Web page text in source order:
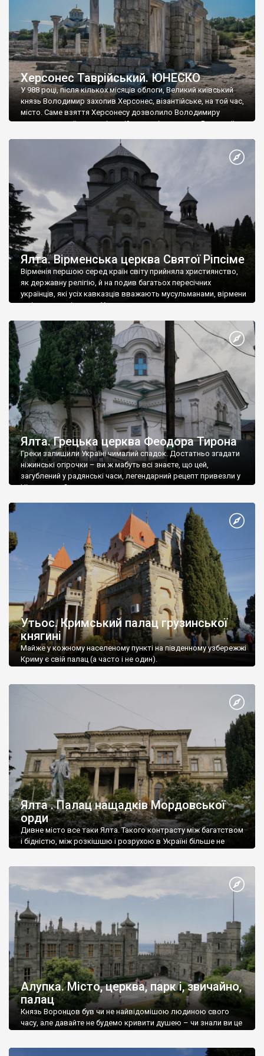
Херсонес Таврійський. ЮНЕСКО
У 988 році, після кількох місяців облоги, Великий київський
князь Володимир захопив Херсонес, візантійське, на той час,
місто. Саме взяття Херсонесу дозволило Володимиру
диктувати свої умови візантійському імператору Василю ІІ, та
Херсонесі Володимир-язичник, став Василем-християнином.
А потім було Хрещення Русі. На честь Херсонесу Таврійського
Ялта. Вірменська церква Святої Ріпсіме
Вірменія першою серед країн світу прийняла християнство,
як державну релігію, й на подив багатьох пересічних
українців, які усіх кавказців вважають мусульманами, вірмени
є відданими вірянами Христа
Ялта. Грецька церква Феодора Тирона
Греки залишили Україні чималий спадок. Достатньо згадати
ніжинські огірочки – ви ж мабуть всі знаєте, що цей,
загублений у радянські часи, легендарний рецепт привезли у
Ніжин греки?
Утьос. Кримський палац грузинської
княгині
Майже у кожному населеному пункті на південному узбережжі
Криму є свій палац (а часто і не один).
Ялта . Палац нащадків Мордовської
орди
Дивне місто все таки Ялта. Такого контрасту між багатством
і бідністю, між розкішшю і розрухою в Україні більше не
Алупка. Місто, церква, парк і, звичайно,
палац
Князь Воронцов був чи не найвідомішою людиною свого
часу, але давайте не будемо кривити душею – чи знали ви це